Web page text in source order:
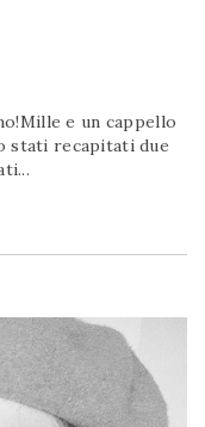
e un cappello
stati recapitati due